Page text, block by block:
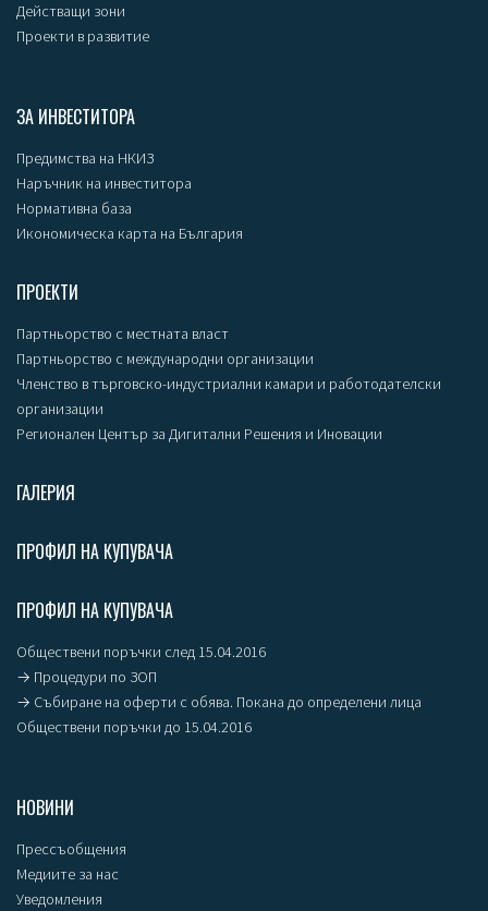
Действащи зони
Проекти в развитие
ЗА ИНВЕСТИТОРА
Предимства на НКИЗ
Наръчник на инвеститора
Нормативна база
Икономическа карта на България
ПРОЕКТИ
Партньорство с местната власт
Партньорство с международни организации
Членство в търговско-индустриални камари и работодателски
организации
Регионален Център за Дигитални Решения и Иновации
ГАЛЕРИЯ
ПРОФИЛ НА КУПУВАЧА
ПРОФИЛ НА КУПУВАЧА
Обществени поръчки след 15.04.2016
→ Процедури по ЗОП
→ Събиране на оферти с обява. Покана до определени лица
Обществени поръчки до 15.04.2016
НОВИНИ
Прессъобщения
Медиите за нас
Уведомления